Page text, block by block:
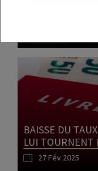
LES SCPI EN
BAISSE DU
LUI TOURNENT
27 Fév 2025